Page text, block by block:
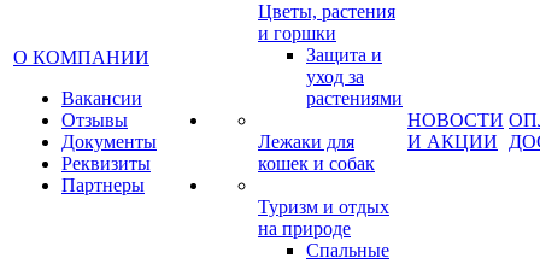
О КОМПАНИИ
Вакансии
Отзывы
Документы
Реквизиты
Партнеры
Цветы, растения
и горшки
Защита и
уход за
растениями
Лежаки для
кошек и собак
Туризм и отдых
на природе
Спальные
НОВОСТИ
И АКЦИИ